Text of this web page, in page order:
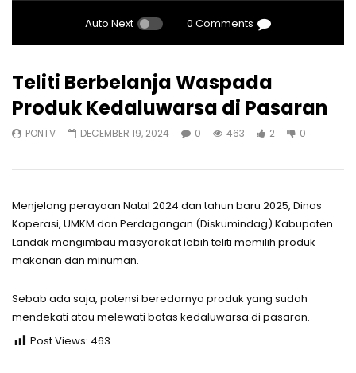
Auto Next 0 Comments
Teliti Berbelanja Waspada
Produk Kedaluwarsa di Pasaran
PONTV DECEMBER 19, 2024 0 463 2 0
Menjelang perayaan Natal 2024 dan tahun baru 2025, Dinas
Koperasi, UMKM dan Perdagangan (Diskumindag) Kabupaten
Landak mengimbau masyarakat lebih teliti memilih produk
makanan dan minuman.
Sebab ada saja, potensi beredarnya produk yang sudah
mendekati atau melewati batas kedaluwarsa di pasaran.
Post Views: 463